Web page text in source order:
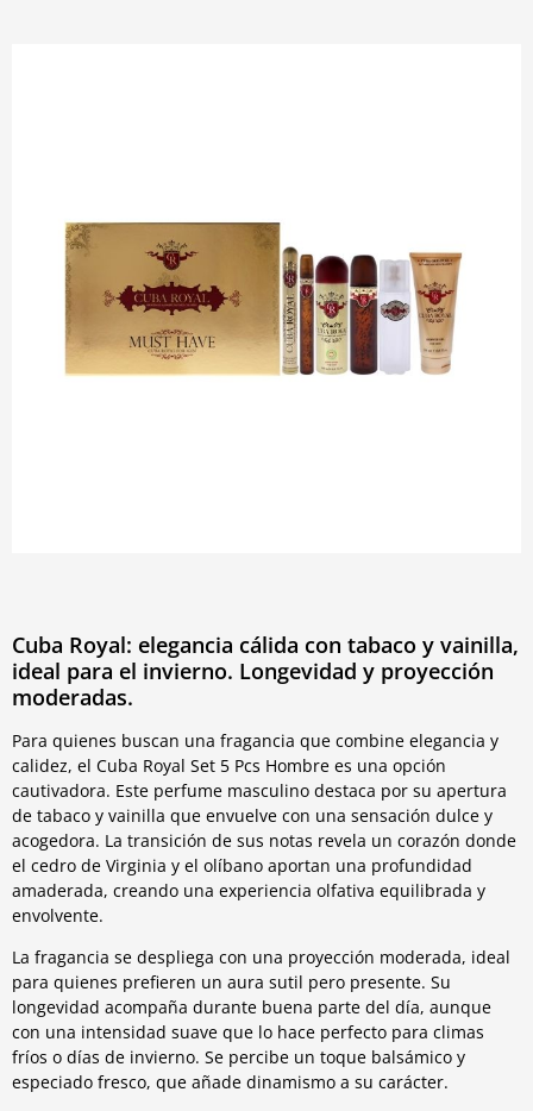
Cuba Royal: elegancia cálida con tabaco y vainilla,
ideal para el invierno. Longevidad y proyección
moderadas.
Para quienes buscan una fragancia que combine elegancia y
calidez, el Cuba Royal Set 5 Pcs Hombre es una opción
cautivadora. Este perfume masculino destaca por su apertura
de tabaco y vainilla que envuelve con una sensación dulce y
acogedora. La transición de sus notas revela un corazón donde
el cedro de Virginia y el olíbano aportan una profundidad
amaderada, creando una experiencia olfativa equilibrada y
envolvente.
La fragancia se despliega con una proyección moderada, ideal
para quienes prefieren un aura sutil pero presente. Su
longevidad acompaña durante buena parte del día, aunque
con una intensidad suave que lo hace perfecto para climas
fríos o días de invierno. Se percibe un toque balsámico y
especiado fresco, que añade dinamismo a su carácter.